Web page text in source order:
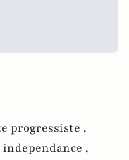
progressiste ,
independance ,